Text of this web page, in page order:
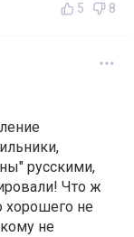
5 8
русскими,
Что ж
хорошего не
не